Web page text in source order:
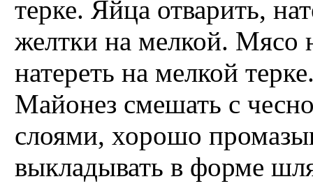
терке. Яйца отварить,
желтки на мелкой. Мясо
натереть на мелкой
Майонез смешать с
слоями, хорошо
выкладывать в форме